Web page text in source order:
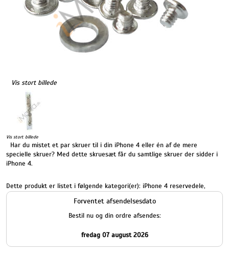
Vis stort billede
Vis stort billede
Har du mistet et par skruer til i din iPhone 4 eller én af de mere
specielle skruer? Med dette skruesæt får du samtlige skruer der sidder i
iPhone 4.
Dette produkt er listet i følgende kategori(er): iPhone 4 reservedele,
Forventet afsendelsesdato
Bestil nu og din ordre afsendes:
fredag 07 august 2026